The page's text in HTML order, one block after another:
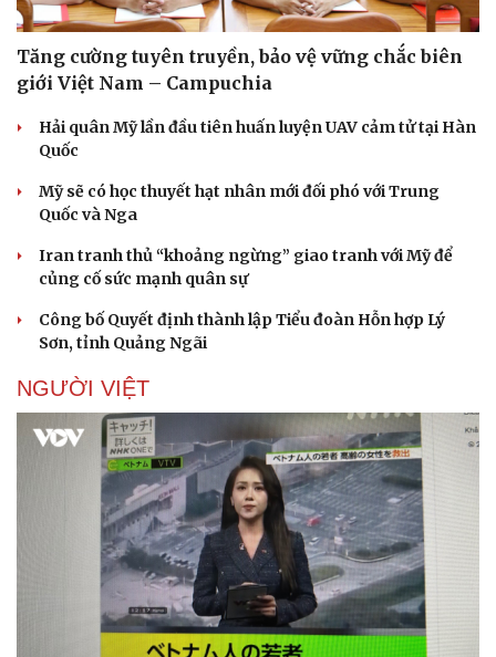
Thông tin doanh nghiệp
Doanh nghiệp 24h
Doanh nhân
Vì cộng đồng
Sành điệu
Trải nghiệm
Chuyển đổi số
Tăng cường tuyên truyền, bảo vệ vững chắc biên
giới Việt Nam – Campuchia
Hải quân Mỹ lần đầu tiên huấn luyện UAV cảm tử tại Hàn
Quốc
Mỹ sẽ có học thuyết hạt nhân mới đối phó với Trung
Quốc và Nga
Iran tranh thủ “khoảng ngừng” giao tranh với Mỹ để
củng cố sức mạnh quân sự
Công bố Quyết định thành lập Tiểu đoàn Hỗn hợp Lý
Sơn, tỉnh Quảng Ngãi
NGƯỜI VIỆT